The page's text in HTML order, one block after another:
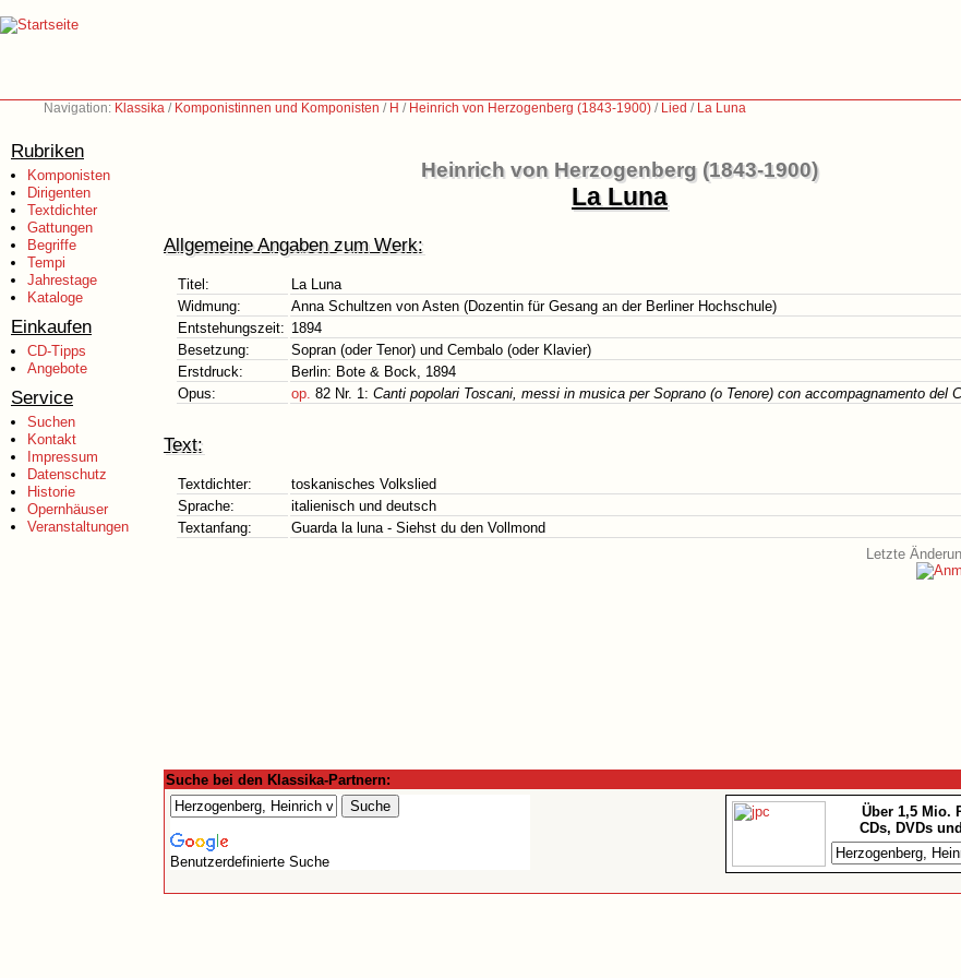
Navigation: Klassika / Komponistinnen und Komponisten / H / Heinrich von Herzogenberg (1843-1900) / Lied / La Luna
Rubriken
Komponisten
Dirigenten
Textdichter
Gattungen
Begriffe
Tempi
Jahrestage
Kataloge
Einkaufen
CD-Tipps
Angebote
Service
Suchen
Kontakt
Impressum
Datenschutz
Historie
Opernhäuser
Veranstaltungen
Heinrich von Herzogenberg (1843-1900)
La Luna
Allgemeine Angaben zum Werk:
Titel:
La Luna
Widmung:
Anna Schultzen von Asten (Dozentin für Gesang an der Berliner Hochschule)
Entstehungszeit: 1894
Besetzung:
Sopran (oder Tenor) und Cembalo (oder Klavier)
Erstdruck:
Berlin: Bote & Bock, 1894
Opus:
op. 82 Nr. 1: Canti popolari Toscani, messi in musica per Soprano (o Tenore) con accompagnamento del
Text:
Textdichter:
toskanisches Volkslied
Sprache:
italienisch und deutsch
Textanfang:
Guarda la luna - Siehst du den Vollmond
Letzte
Suche bei den Klassika-Partnern:
Benutzerdefinierte Suche
Über 1,5 Mio.
CDs, DVDs